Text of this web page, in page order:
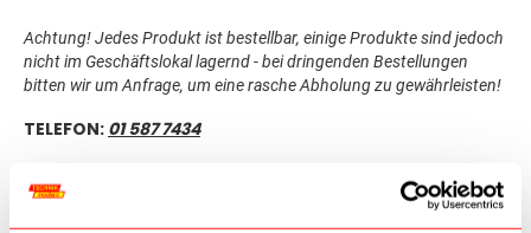
Achtung! Jedes Produkt ist bestellbar, einige Produkte sind jedoch
nicht im Geschäftslokal lagernd - bei dringenden Bestellungen
bitten wir um Anfrage, um eine rasche Abholung zu gewährleisten!
TELEFON: 01 587 7434
ÖFFNUNGSZEITEN: